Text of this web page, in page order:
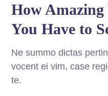
How Amazing
You Have to
Ne summo dictas
vocent ei vim, case
te.